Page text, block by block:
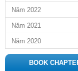
Năm 2022
Năm 2021
Năm 2020
BOOK